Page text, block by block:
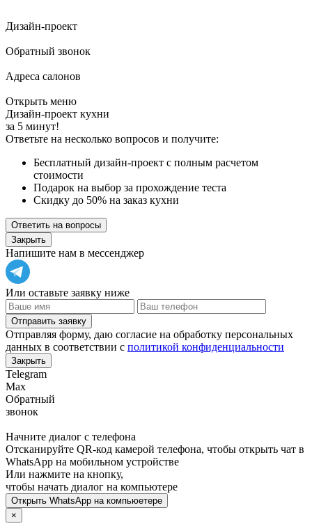
Дизайн-проект
Обратный звонок
Адреса салонов
Открыть меню
Дизайн-проект кухни
за 5 минут!
Ответьте на несколько вопросов и получите:
Бесплатный дизайн-проект с полным расчетом
стоимости
Подарок на выбор за прохождение теста
Скидку до 50% на заказ кухни
Ответить на вопросы
Закрыть
Напишите нам в мессенджер
Или оставьте заявку ниже
Отправить заявку
Отправляя форму, даю согласие на обработку персональных
данных в соответствии с политикой конфиденциальности
Закрыть
Telegram
Max
Обратный
звонок
Начните диалог с телефона
Отсканируйте QR-код камерой телефона, чтобы открыть чат в
WhatsApp на мобильном устройстве
Или нажмите на кнопку,
чтобы начать диалог на компьютере
Открыть WhatsApp на компьюетере
×